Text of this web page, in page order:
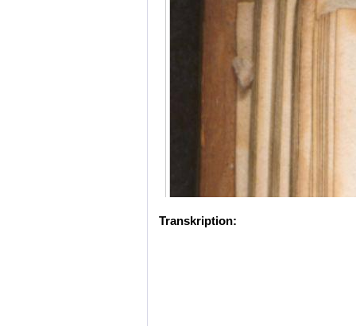
Transkription: